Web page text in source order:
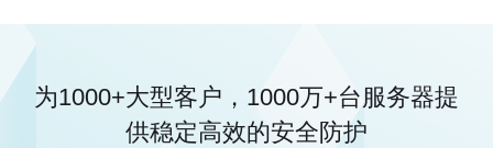
为1000+大型客户，1000万+台服务器提
供稳定高效的安全防护